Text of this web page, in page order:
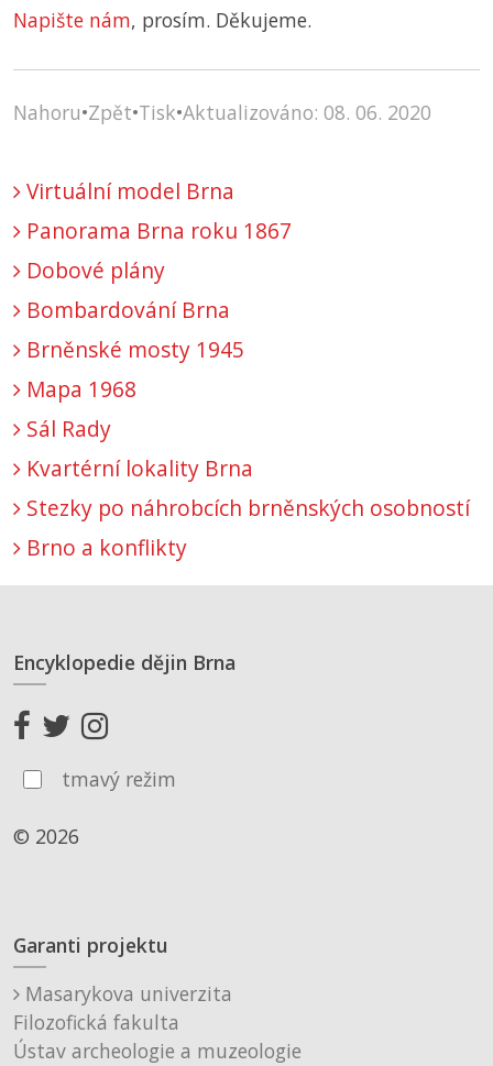
Napište nám, prosím. Děkujeme.
Nahoru•Zpět•Tisk•Aktualizováno: 08. 06. 2020
Virtuální model Brna
Panorama Brna roku 1867
Dobové plány
Bombardování Brna
Brněnské mosty 1945
Mapa 1968
Sál Rady
Kvartérní lokality Brna
Stezky po náhrobcích brněnských osobností
Brno a konflikty
Encyklopedie dějin Brna
tmavý režim
© 2026
Garanti projektu
Masarykova univerzita
Filozofická fakulta
Ústav archeologie a muzeologie